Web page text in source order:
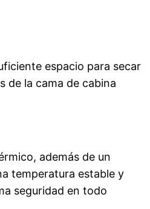
espacio para secar
de la cama de cabina
además de un
temperatura estable y
seguridad en todo